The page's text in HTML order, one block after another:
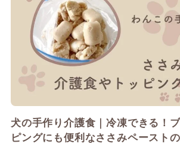
犬の手作り介護食｜冷凍できる！
ピングにも便利なささみペースト